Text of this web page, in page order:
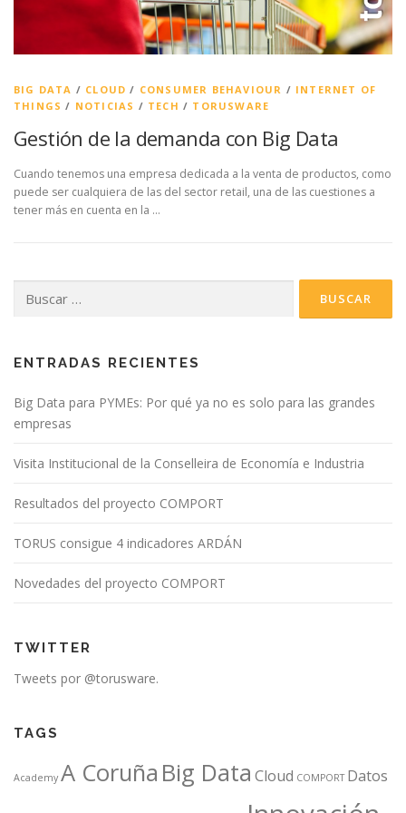
BIG DATA / CLOUD / CONSUMER BEHAVIOUR / INTERNET OF
THINGS / NOTICIAS / TECH / TORUSWARE
Gestión de la demanda con Big Data
Cuando tenemos una empresa dedicada a la venta de productos, como
puede ser cualquiera de las del sector retail, una de las cuestiones a
tener más en cuenta en la …
ENTRADAS RECIENTES
Big Data para PYMEs: Por qué ya no es solo para las grandes
empresas
Visita Institucional de la Conselleira de Economía e Industria
Resultados del proyecto COMPORT
TORUS consigue 4 indicadores ARDÁN
Novedades del proyecto COMPORT
TWITTER
Tweets por @torusware.
TAGS
Academy A Coruña Big Data Cloud COMPORT Datos